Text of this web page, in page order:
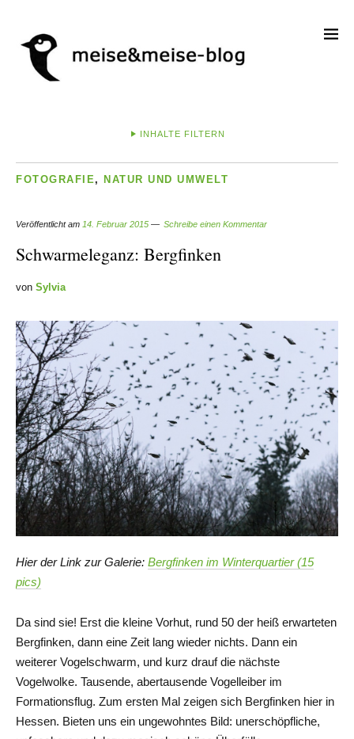
INHALTE FILTERN
FOTOGRAFIE , NATUR UND UMWELT
Veröffentlicht am 14. Februar 2015 Schreibe einen Kommentar
Schwarmeleganz: Bergfinken
von Sylvia
Hier der Link zur Galerie: Bergfinken im Winterquartier (15
pics)
Da sind sie! Erst die kleine Vorhut, rund 50 der heiß erwarteten
Bergfinken, dann eine Zeit lang wieder nichts. Dann ein
weiterer Vogelschwarm, und kurz drauf die nächste
Vogelwolke. Tausende, abertausende Vogelleiber im
Formationsflug. Zum ersten Mal zeigen sich Bergfinken hier in
Hessen. Bieten uns ein ungewohntes Bild: unerschöpfliche,